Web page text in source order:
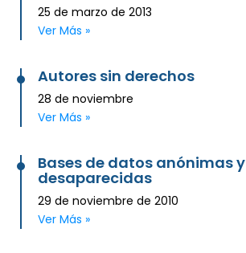
25 de marzo de 2013
Ver Más »
Autores sin derechos
28 de noviembre
Ver Más »
Bases de datos anónimas y
desaparecidas
29 de noviembre de 2010
Ver Más »